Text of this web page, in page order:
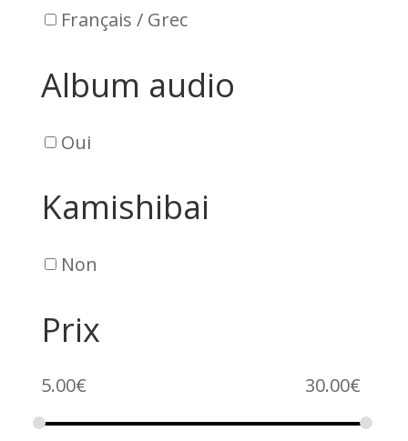
Français / Grec
Album audio
Oui
Kamishibai
Non
Prix
5.00€ 30.00€